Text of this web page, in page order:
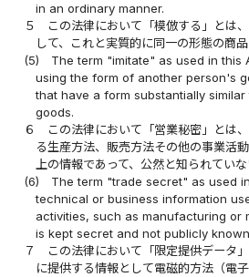
in an ordinary manner.
５
この法律において「模倣する」とは
して、これと実質的に同一の形態の商
(5)
The term "imitate" as used in this
using the form of another person's
that have a form substantially
goods.
６
この法律において「営業秘密」とは
る生産方法、販売方法その他の事業活
上の情報であって、公然と知られていな
(6)
The term "trade secret" as used
technical or business information
activities, such as manufacturing or
is kept secret and not publicly
７
この法律において「限定提供データ
に提供する情報として電磁的方法（電